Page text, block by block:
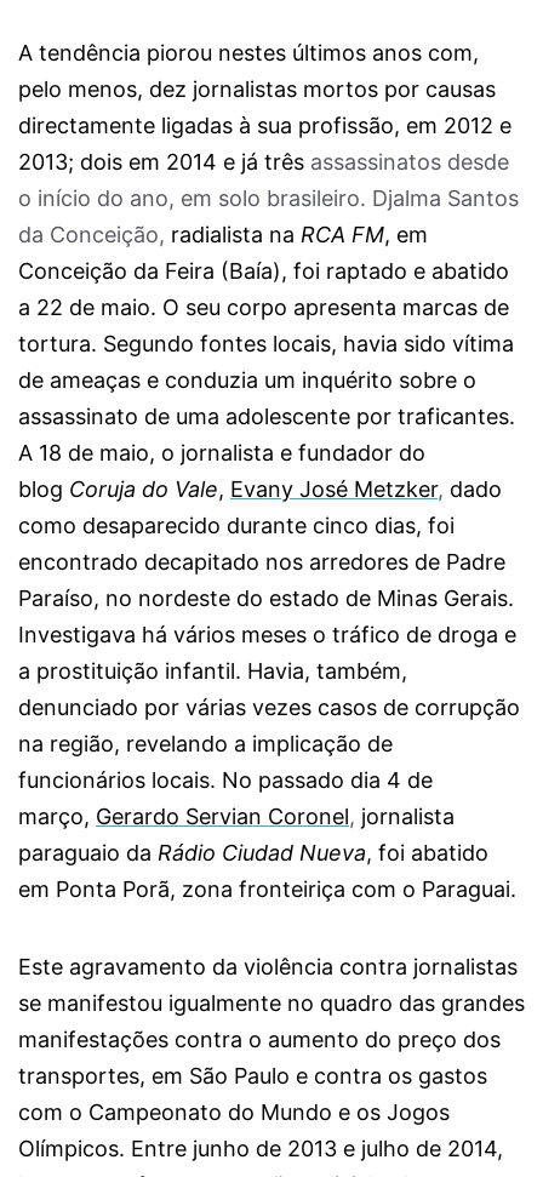
A tendência piorou nestes últimos anos com,
pelo menos, dez jornalistas mortos por causas
directamente ligadas à sua profissão, em 2012 e
2013; dois em 2014 e já três assassinatos desde
o início do ano, em solo brasileiro. Djalma Santos
da Conceição, radialista na RCA FM, em
Conceição da Feira (Baía), foi raptado e abatido
a 22 de maio. O seu corpo apresenta marcas de
tortura. Segundo fontes locais, havia sido vítima
de ameaças e conduzia um inquérito sobre o
assassinato de uma adolescente por traficantes.
A 18 de maio, o jornalista e fundador do
blog Coruja do Vale, Evany José Metzker, dado
como desaparecido durante cinco dias, foi
encontrado decapitado nos arredores de Padre
Paraíso, no nordeste do estado de Minas Gerais.
Investigava há vários meses o tráfico de droga e
a prostituição infantil. Havia, também,
denunciado por várias vezes casos de corrupção
na região, revelando a implicação de
funcionários locais. No passado dia 4 de
março, Gerardo Servian Coronel, jornalista
paraguaio da Rádio Ciudad Nueva, foi abatido
em Ponta Porã, zona fronteiriça com o Paraguai.
Este agravamento da violência contra jornalistas
se manifestou igualmente no quadro das grandes
manifestações contra o aumento do preço dos
transportes, em São Paulo e contra os gastos
com o Campeonato do Mundo e os Jogos
Olímpicos. Entre junho de 2013 e julho de 2014,